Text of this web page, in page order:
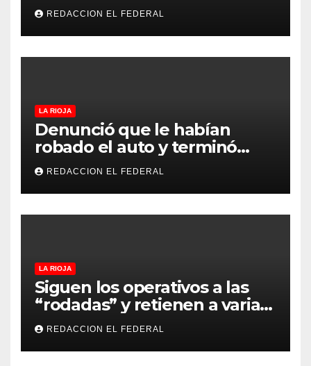
despliegue en La Rioja y
desembarcó en Aimogasta
REDACCION EL FEDERAL
LA RIOJA
Denunció que le habían
robado el auto y terminó
confesando que su hermano
lo empeñó por drogas
REDACCION EL FEDERAL
LA RIOJA
Siguen los operativos a las
“rodadas” y retienen a varias
motocicletas
REDACCION EL FEDERAL